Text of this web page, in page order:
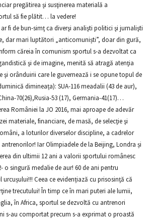
pregătirea şi susţinerea materială a
să fie plătit… la vedere!
fi de bun-simţ ca diverşi analişti politici şi jurnalişti
dar mari luptători „anticomuniști”, doar din gură,
căreia în comunism sportul s-a dezvoltat ca
şi de imagine, menită să atragă atenţia
şi orânduirii care le guvernează i se opune topul de
dimineața): SUA-116 meadalii (43 de aur),
70(26),Rusia-53 (17), Germania-41(17)…
României la JO 2016, mai aproape de adevăr
materiale, financiare, de masă, de selecţie şi
a loturilor diverselor discipline, a cadrelor
Iar Olimpiadele de la Beijing, Londra și
din ultimii 12 ani a valorii sportului românesc
o singură medalie de aur! 60 de ani pentru
Ceea ce evidențiază cu prisosinţă că
trecutului! În timp ce în mari puteri ale lumii,
în Africa, sportul se dezvoltă cu antrenori
s-au comportat precum s-a exprimat o proastă